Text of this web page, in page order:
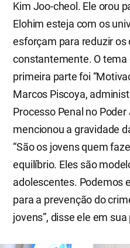
Kim Joo-cheol. Ele orou
Elohim esteja com os
esforçam para reduzir
constantemente. O
primeira parte foi
Marcos Piscoya,
Processo Penal no
mencionou a gravidade
“São os jovens quem
equilíbrio. Eles são
adolescentes. Podemos
para a prevenção do
jovens”, disse ele em